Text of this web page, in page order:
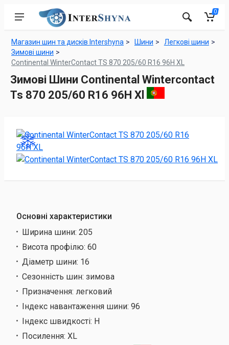
0
Магазин шин та дисків Intershyna Шини
Легкові шини
Зимові шини
Continental WinterContact TS 870 205/60 R16 96H XL
Зимові Шини Continental Wintercontact
Ts 870 205/60 R16 96H Xl
Основні характеристики
Ширина шини: 205
Висота профілю: 60
Діаметр шини: 16
Сезонність шин: зимова
Призначення: легковий
Індекс навантаження шини: 96
Індекс швидкості: H
Посилення: XL